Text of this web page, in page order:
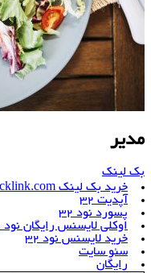
مدیر
بک لینک
خرید بک لینک behtarinbacklink.com
آپدیت 32
پسورد نود 32
اوکلی لایسنس رایگان نود 32
خرید لایسنس نود 32
سئو سایت
رایگان